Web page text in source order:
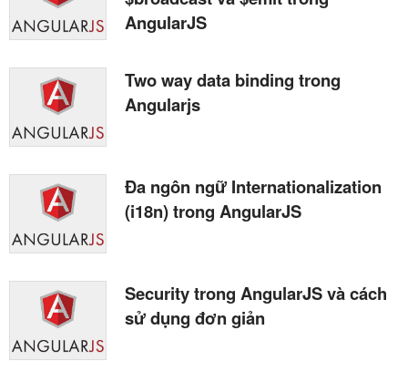
AngularJS
Two way data binding trong
Angularjs
Đa ngôn ngữ Internationalization
(i18n) trong AngularJS
Security trong AngularJS và cách
sử dụng đơn giản